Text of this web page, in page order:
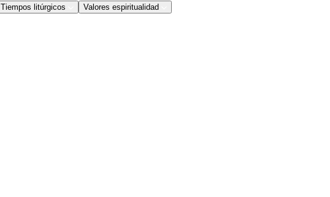
Tiempos litúrgicos Valores espiritualidad